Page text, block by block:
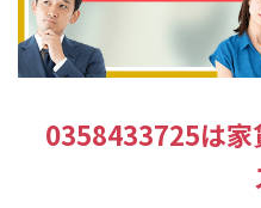
0358433725は家